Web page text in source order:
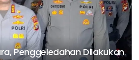
Penggeledahan Dilakukan